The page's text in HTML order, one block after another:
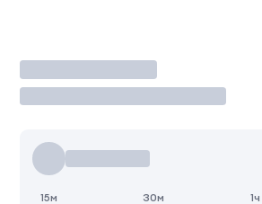
Торговать
15м 30м 1ч